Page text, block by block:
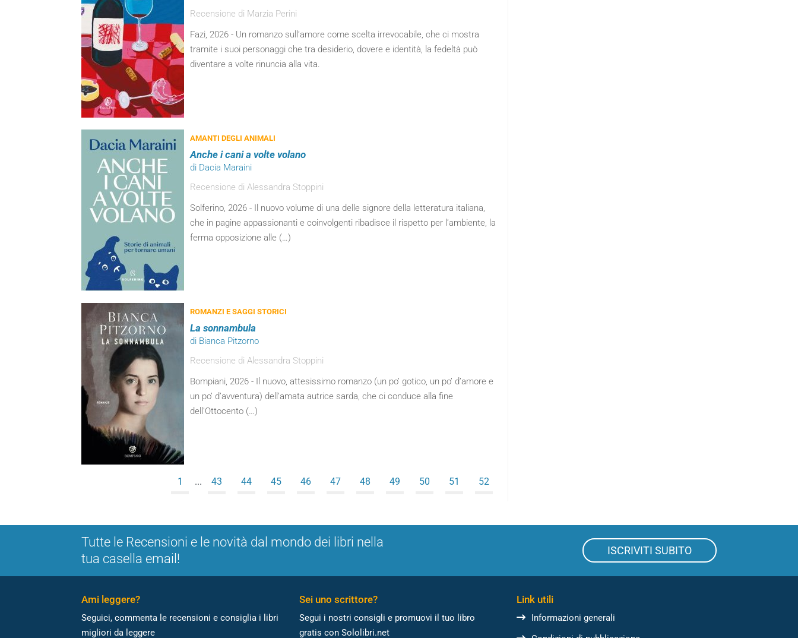
Recensione di Marzia Perini
Fazi, 2026 - Un romanzo sull’amore come scelta irrevocabile, che ci mostra
tramite i suoi personaggi che tra desiderio, dovere e identità, la fedeltà può
diventare a volte rinuncia alla vita.
AMANTI DEGLI ANIMALI
Anche i cani a volte volano
di Dacia Maraini
Recensione di Alessandra Stoppini
Solferino, 2026 - Il nuovo volume di una delle signore della letteratura italiana,
che in pagine appassionanti e coinvolgenti ribadisce il rispetto per l’ambiente, la
ferma opposizione alle (…)
ROMANZI E SAGGI STORICI
La sonnambula
di Bianca Pitzorno
Recensione di Alessandra Stoppini
Bompiani, 2026 - Il nuovo, attesissimo romanzo (un po’ gotico, un po’ d’amore e
un po’ d’avventura) dell’amata autrice sarda, che ci conduce alla fine
dell’Ottocento (…)
1 ... 43 44 45 46 47 48 49 50 51 52
Tutte le Recensioni e le novità dal mondo dei libri nella
tua casella email!
ISCRIVITI SUBITO
Ami leggere?
Seguici, commenta le recensioni e consiglia i libri
migliori da leggere
Sei uno scrittore?
Segui i nostri consigli e promuovi il tuo libro
gratis con Sololibri.net
Link utili
Informazioni generali